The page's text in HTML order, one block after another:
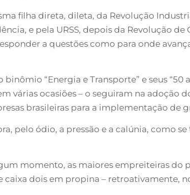
filha direta, dileta, da Revolução
e pela URSS, depois da Revolução de
a questões como para onde
“Energia e Transporte” e seus “50
várias ocasiões – o seguiram na adoção
brasileiras para a implementação de
pelo ódio, a pressão e a calúnia, como
momento, as maiores empreiteiras do
dois em propina – retroativamente,